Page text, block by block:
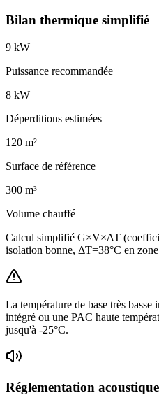
Bilan thermique simplifié
9 kW
Puissance recommandée
8 kW
Déperditions estimées
120 m²
Surface de référence
300 m³
Volume chauffé
Calcul simplifié G×V×ΔT
isolation bonne, ΔT=38°C en
La température de base très
intégré ou une PAC haute
jusqu'à -25°C.
Réglementation acoustique